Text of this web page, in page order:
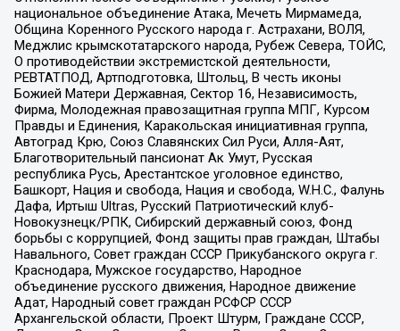
национальное объединение Атака, Мечеть Мирмамеда,
Община Коренного Русского народа г. Астрахани, ВОЛЯ,
Меджлис крымскотатарского народа, Рубеж Севера, ТОЙС,
О противодействии экстремистской деятельности,
РЕВТАТПОД, Артподготовка, Штольц, В честь иконы
Божией Матери Державная, Сектор 16, Независимость,
Фирма, Молодежная правозащитная группа МПГ, Курсом
Правды и Единения, Каракольская инициативная группа,
Автоград Крю, Союз Славянских Сил Руси, Алля-Аят,
Благотворительный пансионат Ак Умут, Русская
республика Русь, Арестантское уголовное единство,
Башкорт, Нация и свобода, Нация и свобода, W.H.С., Фалунь
Дафа, Иртыш Ultras, Русский Патриотический клуб-
Новокузнецк/РПК, Сибирский державный союз, Фонд
борьбы с коррупцией, Фонд защиты прав граждан, Штабы
Навального, Совет граждан СССР Прикубанского округа г.
Краснодара, Мужское государство, Народное
объединение русского движения, Народное движение
Адат, Народный совет граждан РСФСР СССР
Архангельской области, Проект Штурм, Граждане СССР,